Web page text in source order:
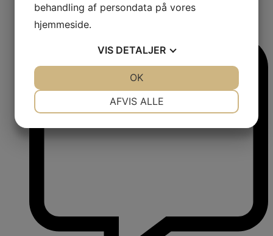
Comments:
behandling af persondata på vores
hjemmeside.
VIS DETALJER
AFVIS ALLE
OK